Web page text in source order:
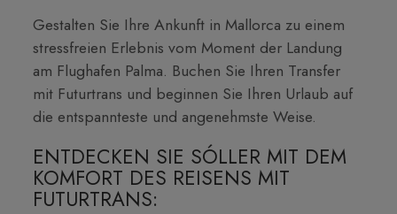
Gestalten Sie Ihre Ankunft in Mallorca zu einem
stressfreien Erlebnis vom Moment der Landung
am Flughafen Palma. Buchen Sie Ihren Transfer
mit Futurtrans und beginnen Sie Ihren Urlaub auf
die entspannteste und angenehmste Weise.
ENTDECKEN SIE SÓLLER MIT DEM
KOMFORT DES REISENS MIT
FUTURTRANS: